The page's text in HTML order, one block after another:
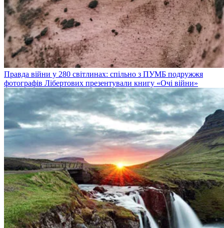
Правда війни у 280 світлинах: спільно з ПУМБ подружжя
фотографів Лібертових презентували книгу «Очі війни»